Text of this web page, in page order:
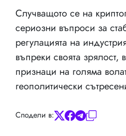
Случващото се на
сериозни въпроси за
регулацията на
въпреки своята зрялост,
признаци на голяма
геополитически
Сподели в: